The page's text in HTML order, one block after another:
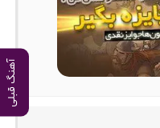
آهنگ قبلی